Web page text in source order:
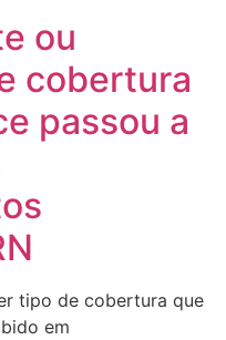
ou
cobertura
passou a
tipo de cobertura que
em